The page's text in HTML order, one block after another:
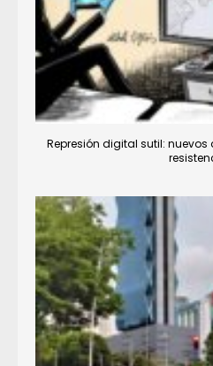
Represión digital sutil: